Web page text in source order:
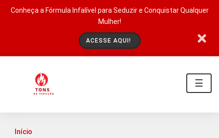
Conheça a Fórmula Infalível para Seduzir e Conquistar Qualquer
Mulher!
ACESSE AQUI!
☰
Início